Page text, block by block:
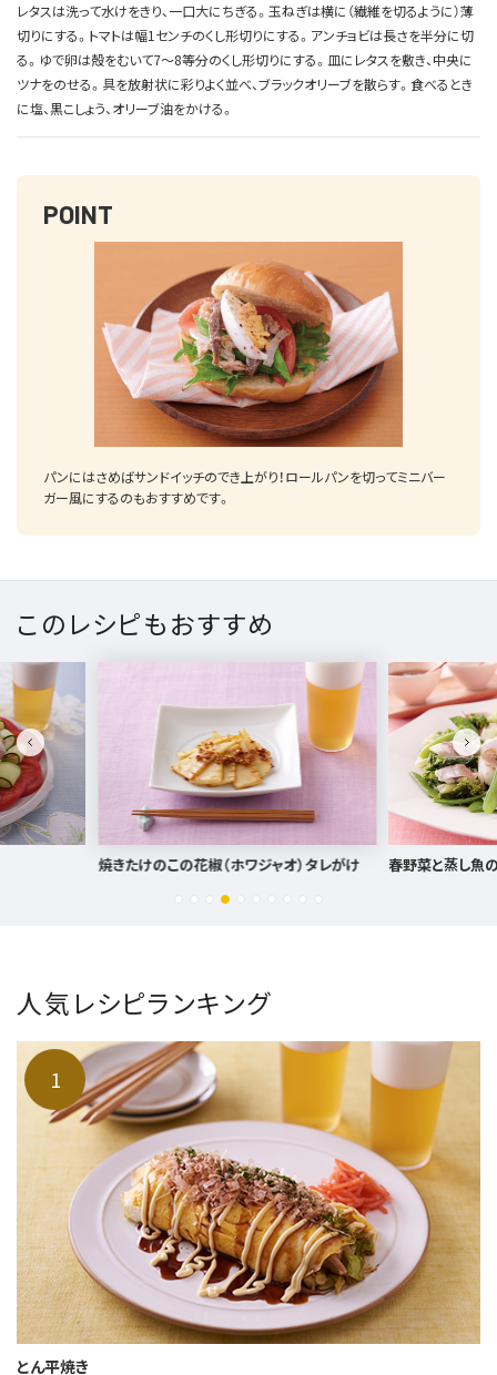
レタスは洗って水けをきり、一口大にちぎる。玉ねぎは横に（繊維を切るように）薄
切りにする。トマトは幅1センチのくし形切りにする。アンチョビは長さを半分に切
る。ゆで卵は殻をむいて7〜8等分のくし形切りにする。皿にレタスを敷き、中央に
ツナをのせる。具を放射状に彩りよく並べ、ブラックオリーブを散らす。食べるとき
に塩、黒こしょう、オリーブ油をかける。
POINT
パンにはさめばサンドイッチのでき上がり！ロールパンを切ってミニバー
ガー風にするのもおすすめです。
このレシピもおすすめ
春野菜と蒸し魚の温サラダ 豚バラ肉の大
人気レシピランキング
とん平焼き